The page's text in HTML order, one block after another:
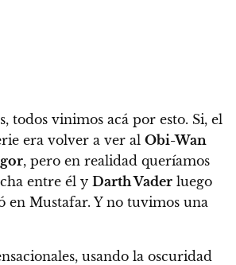
todos vinimos acá por esto. Si, el
era volver a ver al Obi-Wan
, pero en realidad queríamos
entre él y Darth Vader luego
en Mustafar. Y no tuvimos una
usando la oscuridad